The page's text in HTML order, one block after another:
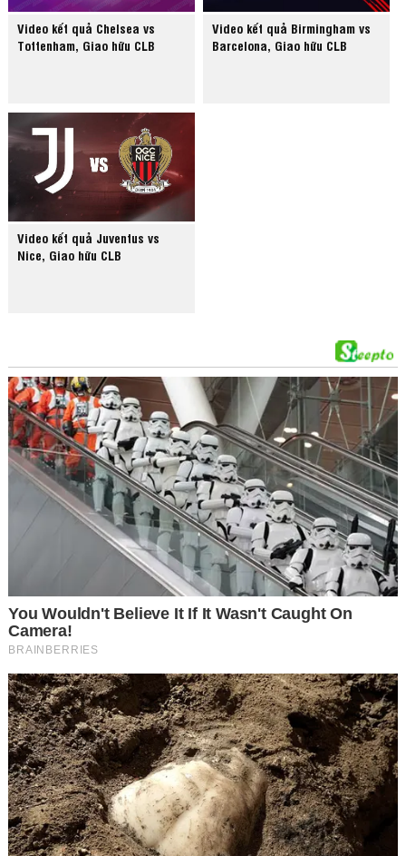
Video kết quả Chelsea vs
Tottenham, Giao hữu CLB
Video kết quả Birmingham vs
Barcelona, Giao hữu CLB
Video kết quả Juventus vs
Nice, Giao hữu CLB